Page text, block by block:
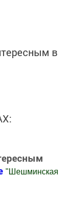
в
" Шешминская